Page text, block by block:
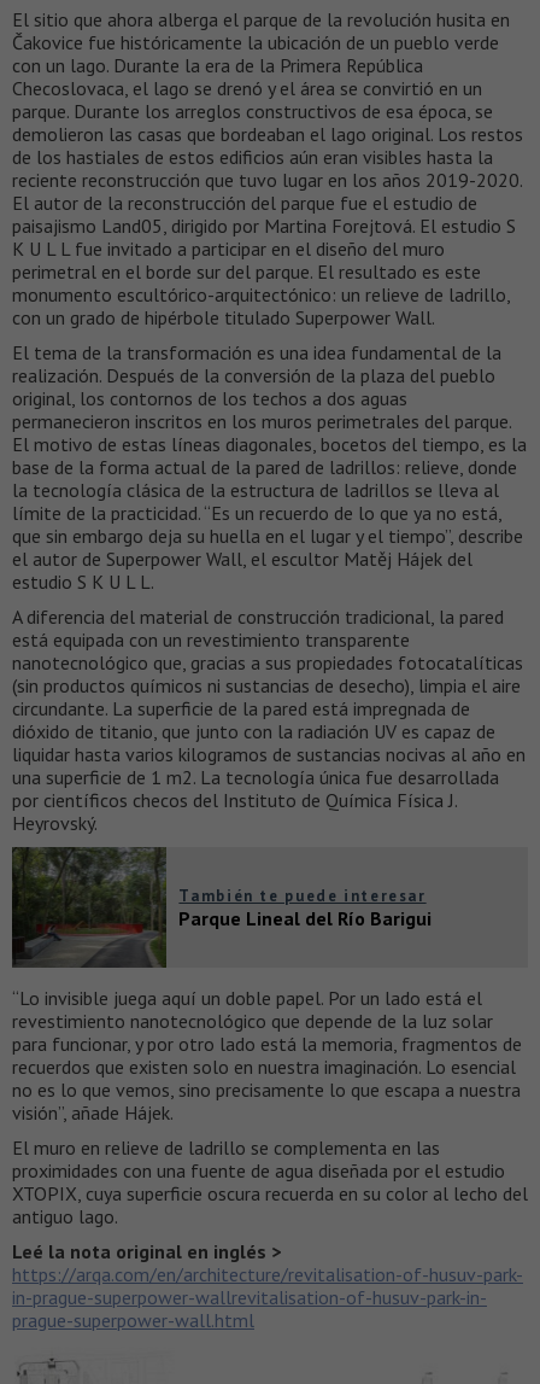
El sitio que ahora alberga el parque de la revolución husita en
Čakovice fue históricamente la ubicación de un pueblo verde
con un lago. Durante la era de la Primera República
Checoslovaca, el lago se drenó y el área se convirtió en un
parque. Durante los arreglos constructivos de esa época, se
demolieron las casas que bordeaban el lago original. Los restos
de los hastiales de estos edificios aún eran visibles hasta la
reciente reconstrucción que tuvo lugar en los años 2019-2020.
El autor de la reconstrucción del parque fue el estudio de
paisajismo Land05, dirigido por Martina Forejtová. El estudio S
K U L L fue invitado a participar en el diseño del muro
perimetral en el borde sur del parque. El resultado es este
monumento escultórico-arquitectónico: un relieve de ladrillo,
con un grado de hipérbole titulado Superpower Wall.
El tema de la transformación es una idea fundamental de la
realización. Después de la conversión de la plaza del pueblo
original, los contornos de los techos a dos aguas
permanecieron inscritos en los muros perimetrales del parque.
El motivo de estas líneas diagonales, bocetos del tiempo, es la
base de la forma actual de la pared de ladrillos: relieve, donde
la tecnología clásica de la estructura de ladrillos se lleva al
límite de la practicidad. “Es un recuerdo de lo que ya no está,
que sin embargo deja su huella en el lugar y el tiempo”, describe
el autor de Superpower Wall, el escultor Matěj Hájek del
estudio S K U L L.
A diferencia del material de construcción tradicional, la pared
está equipada con un revestimiento transparente
nanotecnológico que, gracias a sus propiedades fotocatalíticas
(sin productos químicos ni sustancias de desecho), limpia el aire
circundante. La superficie de la pared está impregnada de
dióxido de titanio, que junto con la radiación UV es capaz de
liquidar hasta varios kilogramos de sustancias nocivas al año en
una superficie de 1 m2. La tecnología única fue desarrollada
por científicos checos del Instituto de Química Física J.
Heyrovský.
También te puede interesar
Parque Lineal del Río Barigui
“Lo invisible juega aquí un doble papel. Por un lado está el
revestimiento nanotecnológico que depende de la luz solar
para funcionar, y por otro lado está la memoria, fragmentos de
recuerdos que existen solo en nuestra imaginación. Lo esencial
no es lo que vemos, sino precisamente lo que escapa a nuestra
visión”, añade Hájek.
El muro en relieve de ladrillo se complementa en las
proximidades con una fuente de agua diseñada por el estudio
XTOPIX, cuya superficie oscura recuerda en su color al lecho del
antiguo lago.
Leé la nota original en inglés >
https://arqa.com/en/architecture/revitalisation-of-husuv-park-
in-prague-superpower-wallrevitalisation-of-husuv-park-in-
prague-superpower-wall.html